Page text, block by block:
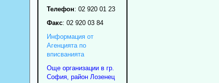
Телефон: 02 920 01 23
Факс: 02 920 03 84
Информация от
Агенцията по
вписванията
Още организации в гр.
София, район Лозенец